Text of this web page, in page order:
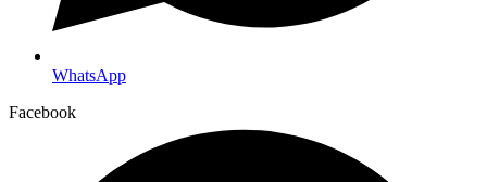
WhatsApp
Facebook